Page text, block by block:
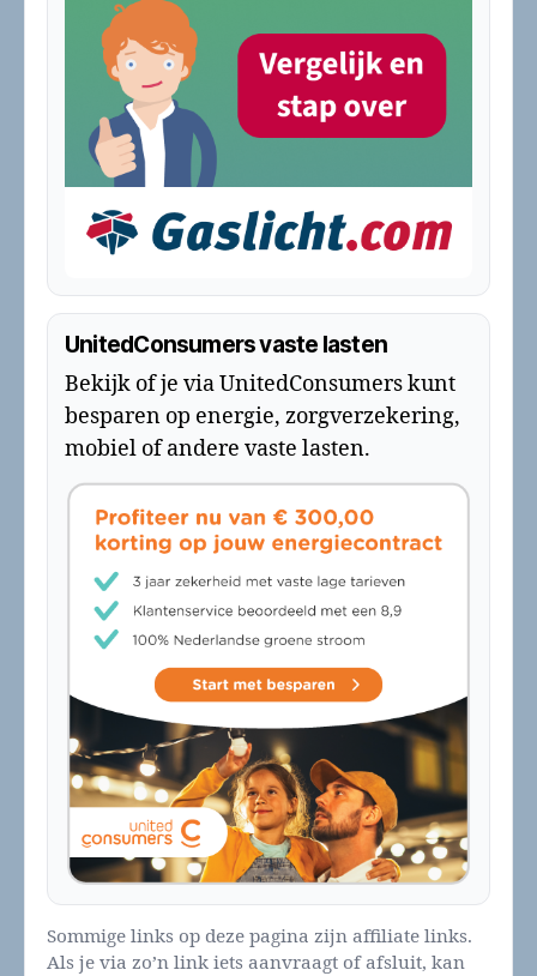
UnitedConsumers vaste lasten
Bekijk of je via UnitedConsumers kunt
besparen op energie, zorgverzekering,
mobiel of andere vaste lasten.
Sommige links op deze pagina zijn affiliate links.
Als je via zo’n link iets aanvraagt of afsluit, kan